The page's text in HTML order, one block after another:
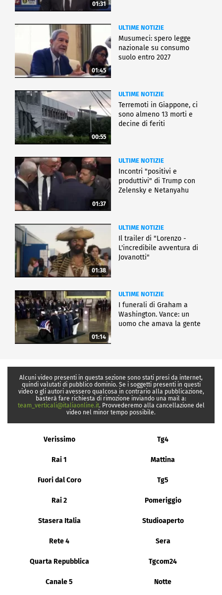
01:31
01:45
ULTIME NOTIZIE
Musumeci: spero legge
nazionale su consumo
suolo entro 2027
00:55
ULTIME NOTIZIE
Terremoti in Giappone, ci
sono almeno 13 morti e
decine di feriti
01:37
ULTIME NOTIZIE
Incontri "positivi e
produttivi" di Trump con
Zelensky e Netanyahu
01:38
ULTIME NOTIZIE
Il trailer di "Lorenzo -
L'incredibile avventura di
Jovanotti"
01:14
ULTIME NOTIZIE
I funerali di Graham a
Washington. Vance: un
uomo che amava la gente
Alcuni video presenti in questa sezione sono stati presi da internet,
quindi valutati di pubblico dominio. Se i soggetti presenti in questi
video o gli autori avessero qualcosa in contrario alla pubblicazione,
basterà fare richiesta di rimozione inviando una mail a:
team_verticali@italiaonline.it. Provvederemo alla cancellazione del
video nel minor tempo possibile.
Verissimo Tg4
Rai 1 Mattina
Fuori dal Coro Tg5
Rai 2 Pomeriggio
Stasera Italia Studioaperto
Rete 4 Sera
Quarta Repubblica Tgcom24
Canale 5 Notte